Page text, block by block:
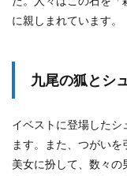
に親しまれています。
九尾の狐とシ
イベストに登場したシ
ます。また、つがいを
美女に扮して、数々の